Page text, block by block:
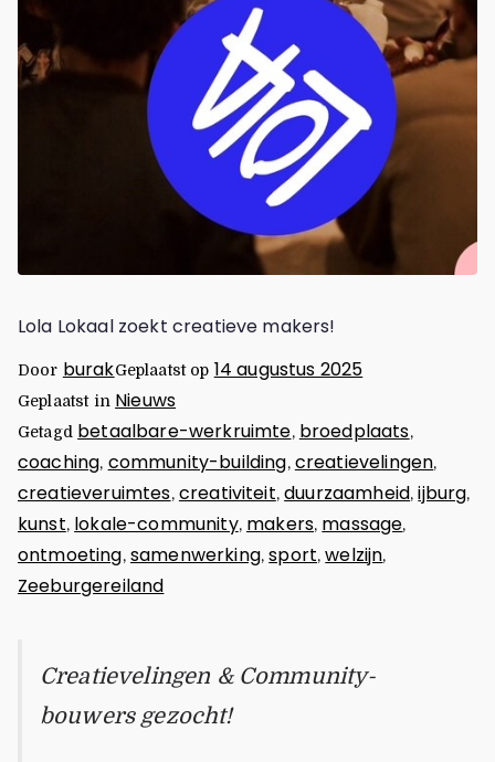
Lola Lokaal zoekt creatieve makers!
Door burakGeplaatst op 14 augustus 2025
Geplaatst in Nieuws
Getagd betaalbare-werkruimte, broedplaats,
coaching, community-building, creatievelingen,
creatieveruimtes, creativiteit,duurzaamheid,ijburg,
kunst, lokale-community, makers, massage,
ontmoeting, samenwerking,sport,welzijn,
Zeeburgereiland
Creatievelingen & Community-
bouwers gezocht!